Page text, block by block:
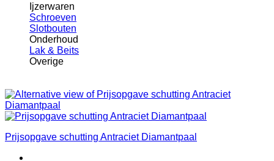
Ijzerwaren
Schroeven
Slotbouten
Onderhoud
Lak & Beits
Overige
Prijsopgave schutting Antraciet Diamantpaal